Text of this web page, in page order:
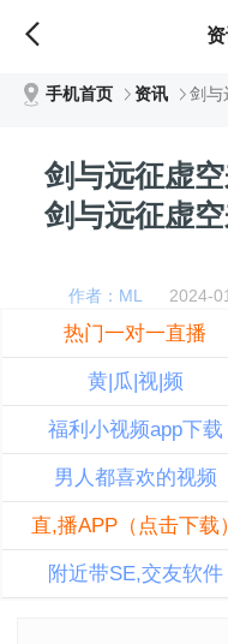
手机首页 资讯
剑与远征虚
剑与远征虚
作者：ML 2024-
热门一对一直播
黄|瓜|视|频
福利小视频app下载
男人都喜欢的视频
直,播APP（点击下载）
附近带SE,交友软件